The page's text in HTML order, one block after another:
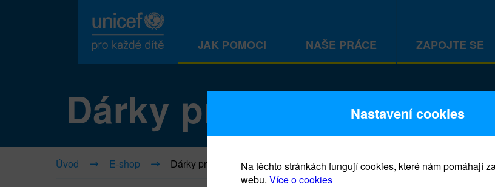
JAK POMOCI NAŠE PRÁCE ZAPOJTE SE
Dárky pro život
Úvod E-shop Dárky pro život
Nastavení cookies
Na těchto stránkách fungují cookies, které nám pomáhají
webu. Více o cookies